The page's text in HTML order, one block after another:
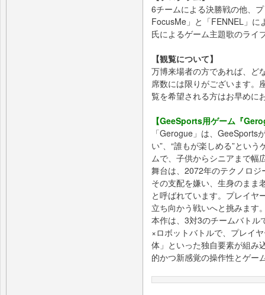
6チームによる決勝戦の他、
FocusMe」と「FENNEL」に
氏によるゲーム主題歌のライ
【観覧について】
万博来場者の方であれば、ど
席数には限りがございます。
覧を希望される方はお早めに
【GeeSports用ゲーム『
「Gerogue」は、GeeSports
い”、“誰もが楽しめる”とい
ムで、子供からシニアまで幅
舞台は、2072年のテクノロ
その支配を嫌い、生身のまま
と呼ばれています。プレイヤ
立ち向かう戦いへと挑みます
本作は、3対3のチームバトル
×ロボットバトルで、プレイ
体」といった独自要素が組み
的かつ新感覚の操作性とゲー